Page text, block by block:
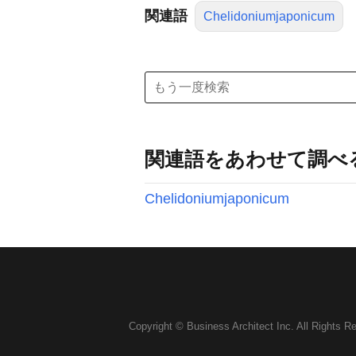
関連語 Chelidoniumjaponicum
関連語をあわせて調べ
Chelidoniumjaponicum
Copyright © Business Architect Inc. All Rights